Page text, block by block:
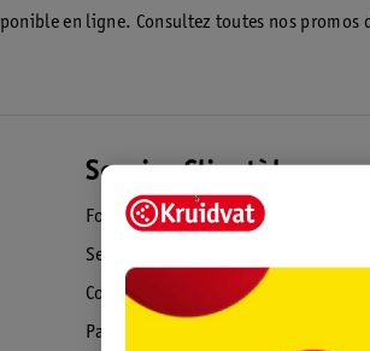
en ligne. Consultez toutes nos promos
Service Clientèle
Foire aux questions
Service Clientèle
Commande & Livraison
Paiement